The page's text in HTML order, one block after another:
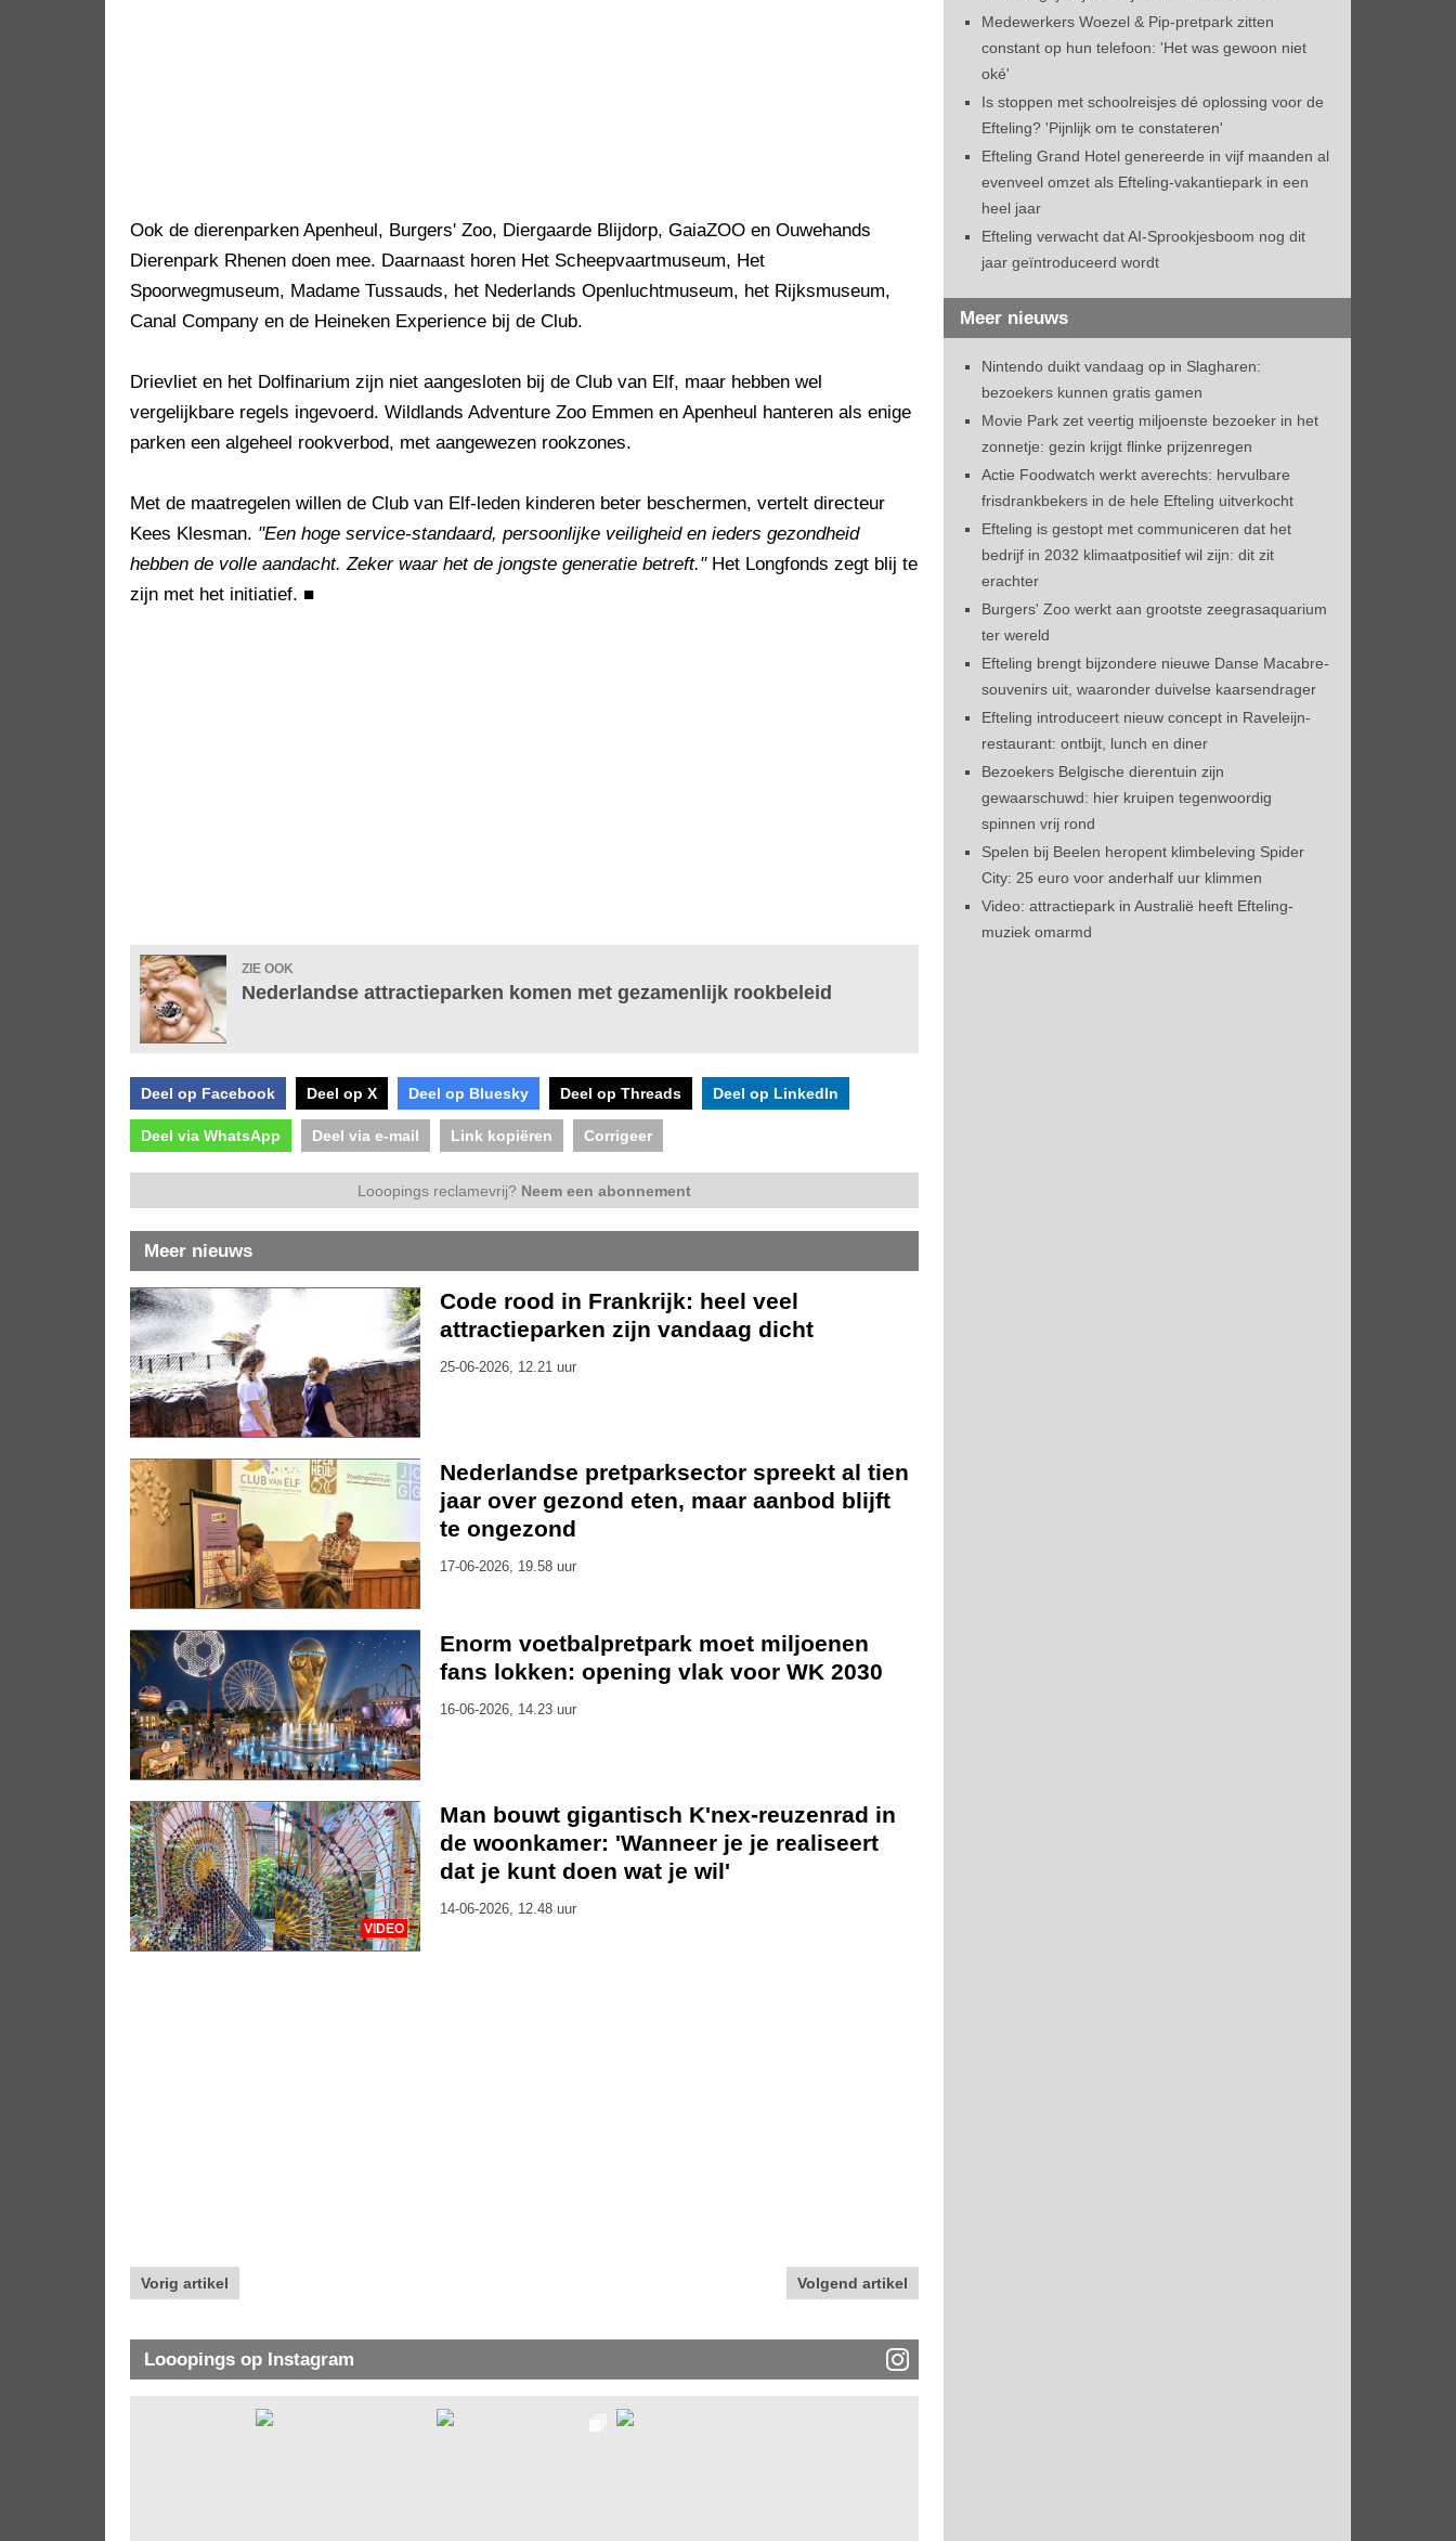
Ook de dierenparken Apenheul, Burgers' Zoo, Diergaarde Blijdorp, GaiaZOO en Ouwehands
Dierenpark Rhenen doen mee. Daarnaast horen Het Scheepvaartmuseum, Het
Spoorwegmuseum, Madame Tussauds, het Nederlands Openluchtmuseum, het Rijksmuseum,
Canal Company en de Heineken Experience bij de Club.
Drievliet en het Dolfinarium zijn niet aangesloten bij de Club van Elf, maar hebben wel
vergelijkbare regels ingevoerd. Wildlands Adventure Zoo Emmen en Apenheul hanteren als enige
parken een algeheel rookverbod, met aangewezen rookzones.
Met de maatregelen willen de Club van Elf-leden kinderen beter beschermen, vertelt directeur
Kees Klesman. "Een hoge service-standaard, persoonlijke veiligheid en ieders gezondheid
hebben de volle aandacht. Zeker waar het de jongste generatie betreft."Het Longfonds zegt blij te
zijn met het initiatief. ■
ZIE OOK
Nederlandse attractieparken komen met gezamenlijk rookbeleid
Deel op Facebook Deel op X Deel op Bluesky Deel op Threads Deel op LinkedIn
Deel via WhatsApp Deel via e-mail Link kopiëren Corrigeer
Looopings reclamevrij? Neem een abonnement
Meer nieuws
Code rood in Frankrijk: heel veel
attractieparken zijn vandaag dicht
25-06-2026, 12.21 uur
Nederlandse pretparksector spreekt al tien
jaar over gezond eten, maar aanbod blijft
te ongezond
17-06-2026, 19.58 uur
Enorm voetbalpretpark moet miljoenen
fans lokken: opening vlak voor WK 2030
16-06-2026, 14.23 uur
VIDEO
Man bouwt gigantisch K'nex-reuzenrad in
de woonkamer: 'Wanneer je je realiseert
dat je kunt doen wat je wil'
14-06-2026, 12.48 uur
Vorig artikel Volgend artikel
Looopings op Instagram
Medewerkers Woezel & Pip-pretpark zitten
constant op hun telefoon: 'Het was gewoon niet
oké'
Is stoppen met schoolreisjes dé oplossing voor de
Efteling? 'Pijnlijk om te constateren'
Efteling Grand Hotel genereerde in vijf maanden al
evenveel omzet als Efteling-vakantiepark in een
heel jaar
Efteling verwacht dat AI-Sprookjesboom nog dit
jaar geïntroduceerd wordt
Meer nieuws
Nintendo duikt vandaag op in Slagharen:
bezoekers kunnen gratis gamen
Movie Park zet veertig miljoenste bezoeker in het
zonnetje: gezin krijgt flinke prijzenregen
Actie Foodwatch werkt averechts: hervulbare
frisdrankbekers in de hele Efteling uitverkocht
Efteling is gestopt met communiceren dat het
bedrijf in 2032 klimaatpositief wil zijn: dit zit
erachter
Burgers' Zoo werkt aan grootste zeegrasaquarium
ter wereld
Efteling brengt bijzondere nieuwe Danse Macabre-
souvenirs uit, waaronder duivelse kaarsendrager
Efteling introduceert nieuw concept in Raveleijn-
restaurant: ontbijt, lunch en diner
Bezoekers Belgische dierentuin zijn
gewaarschuwd: hier kruipen tegenwoordig
spinnen vrij rond
Spelen bij Beelen heropent klimbeleving Spider
City: 25 euro voor anderhalf uur klimmen
Video: attractiepark in Australië heeft Efteling-
muziek omarmd